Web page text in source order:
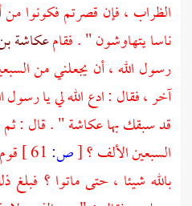
الظراب ، فإن قصرتم فكونوا
ناسا يتهاوشون " . فقامعكاشة
رسول الله ، أن يجعلني من
آخر ، فقال : ادع الله لي يا
قد سبقك بهاعكاشة" . قال : ثم
السبعين الألف ؟[ص:
بالله شيئا ، حتى ماتوا ؟